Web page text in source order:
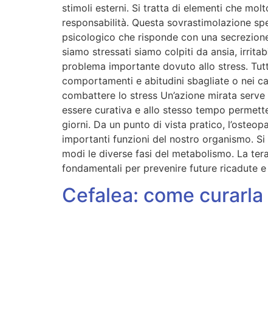
stimoli esterni. Si tratta di elementi che
responsabilità. Questa sovrastimolazione
psicologico che risponde con una
siamo stressati siamo colpiti da ansia,
problema importante dovuto allo stress.
comportamenti e abitudini sbagliate o nei
combattere lo stress Un’azione mirata
essere curativa e allo stesso tempo
giorni. Da un punto di vista pratico,
importanti funzioni del nostro organismo.
modi le diverse fasi del metabolismo. La
fondamentali per prevenire future ricadute
Cefalea: come curarla